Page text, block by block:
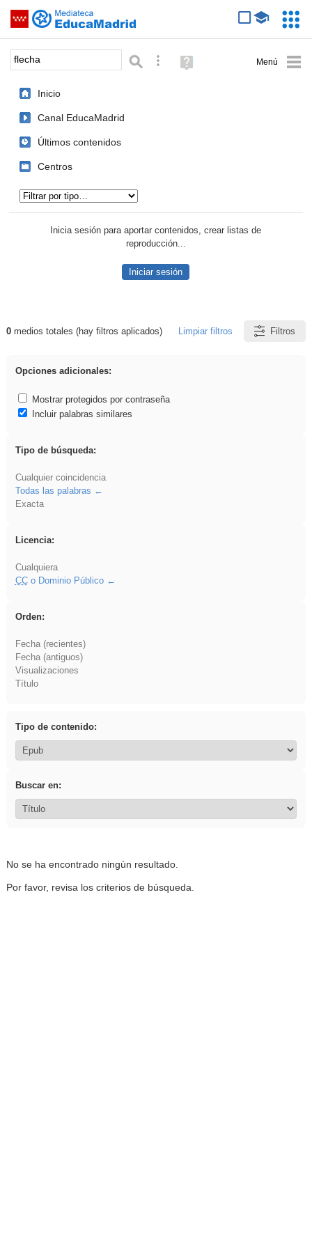
Saltar navegación
Palabra o frase: Búsqueda avanzada
Ayuda
(en
Inicio
Canal EducaMadrid
Últimos contenidos
Centros
Inicia sesión para aportar contenidos, crear listas de
reproducción...
Iniciar sesión
Resultados de: flecha
0medios totales (hay filtros aplicados) Limpiar filtros Filtros
Opciones adicionales:
Mostrar protegidos por contraseña
Incluir palabras similares
Tipo de búsqueda:
Cualquier coincidencia
Todas las palabras
Exacta
Licencia:
Cualquiera
CCo Dominio Público
Orden:
Fecha (recientes)
Fecha (antiguos)
Visualizaciones
Título
Tipo de contenido:
Buscar en:
No se ha encontrado ningún resultado.
Por favor, revisa los criterios de búsqueda.